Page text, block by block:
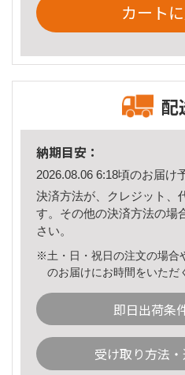
カート
配
納期目安：
2026.08.06 6:18頃のお届け
決済方法が、クレジット、
す。その他の決済方法の場
さい。
※土・日・祝日の注文の場合
のお届けにお時間をいただ
即日出荷条
受け取り方法